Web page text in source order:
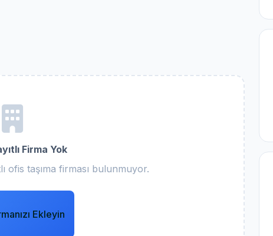
Firma Yok
ofis taşıma firması bulunmuyor.
Ekleyin